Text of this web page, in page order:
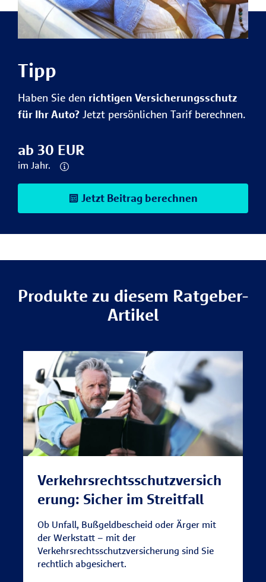
Tipp
Haben Sie den richtigen Versicherungsschutz
für Ihr Auto? Jetzt persönlichen Tarif berechnen.
ab 30 EUR
im Jahr.
Jetzt Beitrag berechnen
Produkte zu diesem Ratgeber-
Artikel
Verkehrsrechtsschutzversich
erung: Sicher im Streitfall
Ob Unfall, Bußgeldbescheid oder Ärger mit
der Werkstatt – mit der
Verkehrsrechtsschutzversicherung sind Sie
rechtlich abgesichert.